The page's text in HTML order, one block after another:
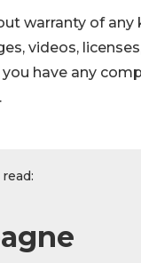
warranty of any
videos,
have any